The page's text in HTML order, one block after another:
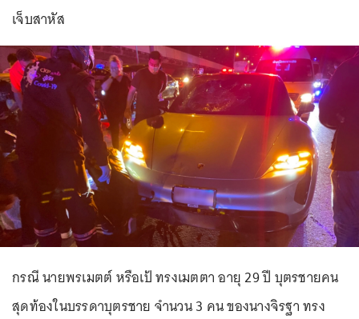
เจ็บสาหัส
กรณี นายพรเมตต์ หรือเป้ ทรงเมตตา อายุ 29 ปี บุตรชายคน
สุดท้องในบรรดาบุตรชาย จำนวน 3 คน ของนางจิรฐา ทรง